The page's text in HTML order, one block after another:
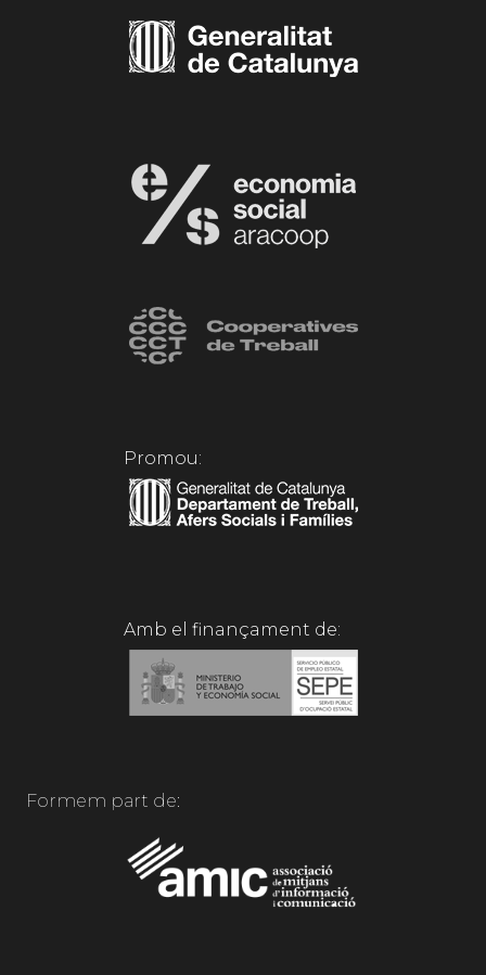
Promou:
Amb el finançament de:
Formem part de: